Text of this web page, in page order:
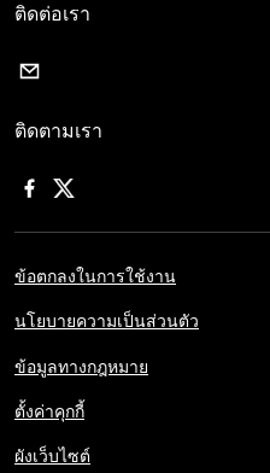
ติดต่อเรา
ติดตามเรา
ข้อตกลงในการใช้งาน
นโยบายความเป็นส่วนตัว
ข้อมูลทางกฎหมาย
ตั้งค่าคุกกี้
ผังเว็บไซต์